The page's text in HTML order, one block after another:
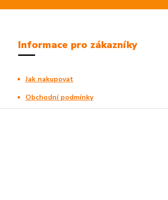
Informace pro zákazníky
Jak nakupovat
Obchodní podmínky